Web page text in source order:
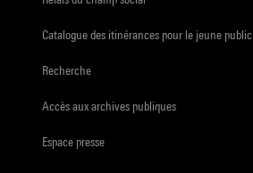
Catalogue des itinérances pour le jeune public
Recherche
Accès aux archives publiques
Espace presse